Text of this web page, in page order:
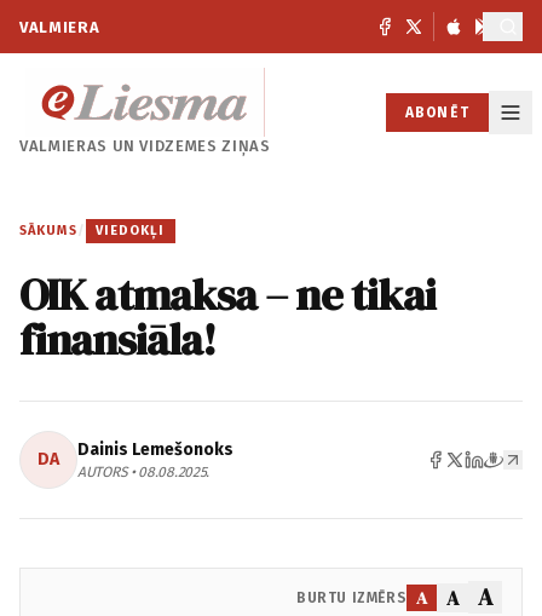
VALMIERA
VALMIERAS UNVIDZEMES ZIŅAS
ABONĒT
SĀKUMS / VIEDOKĻI
OIK atmaksa – ne tikai
finansiāla!
DA Dainis Lemešonoks
AUTORS • 08.08.2025.
BURTU IZMĒRS A A A